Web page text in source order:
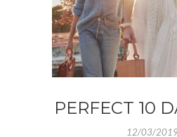
PERFECT 10
12/03/